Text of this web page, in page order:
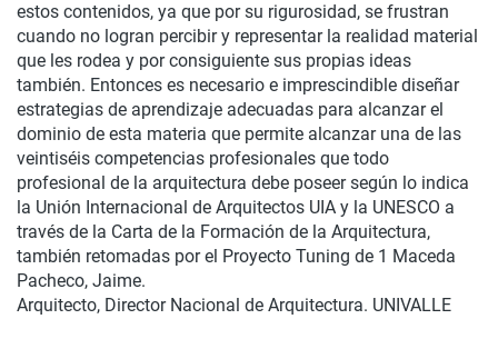
estos contenidos, ya que por su rigurosidad, se frustran
cuando no logran percibir y representar la realidad material
que les rodea y por consiguiente sus propias ideas
también. Entonces es necesario e imprescindible diseñar
estrategias de aprendizaje adecuadas para alcanzar el
dominio de esta materia que permite alcanzar una de las
veintiséis competencias profesionales que todo
profesional de la arquitectura debe poseer según lo indica
la Unión Internacional de Arquitectos UIA y la UNESCO a
través de la Carta de la Formación de la Arquitectura,
también retomadas por el Proyecto Tuning de 1 Maceda
Pacheco, Jaime.
Arquitecto, Director Nacional de Arquitectura. UNIVALLE